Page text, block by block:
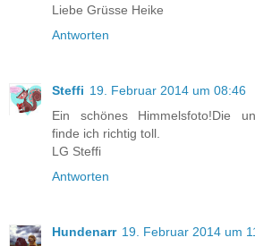
Liebe Grüsse Heike
Antworten
Steffi 19. Februar 2014 um 08:46
Ein schönes Himmelsfoto!Die
finde ich richtig toll.
LG Steffi
Antworten
Hundenarr 19. Februar 2014 um